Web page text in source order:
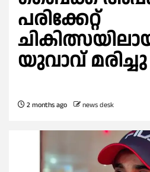
പരിക്കേറ്റ്
യുവാവ് മരിച്ചു
2 months ago news desk